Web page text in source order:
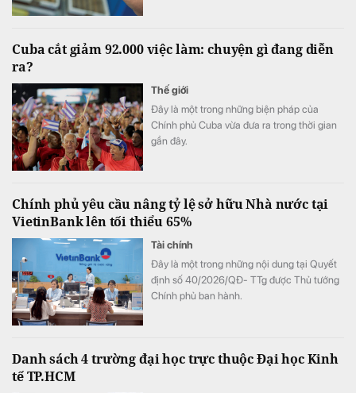
Cuba cắt giảm 92.000 việc làm: chuyện gì đang diễn
ra?
Thế giới
Đây là một trong những biện pháp của
Chính phủ Cuba vừa đưa ra trong thời gian
gần đây.
Chính phủ yêu cầu nâng tỷ lệ sở hữu Nhà nước tại
VietinBank lên tối thiểu 65%
Tài chính
Đây là một trong những nội dung tại Quyết
định số 40/2026/QĐ- TTg được Thủ tướng
Chính phủ ban hành.
Danh sách 4 trường đại học trực thuộc Đại học Kinh
tế TP.HCM